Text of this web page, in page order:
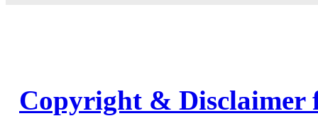
Copyright & Disclaimer